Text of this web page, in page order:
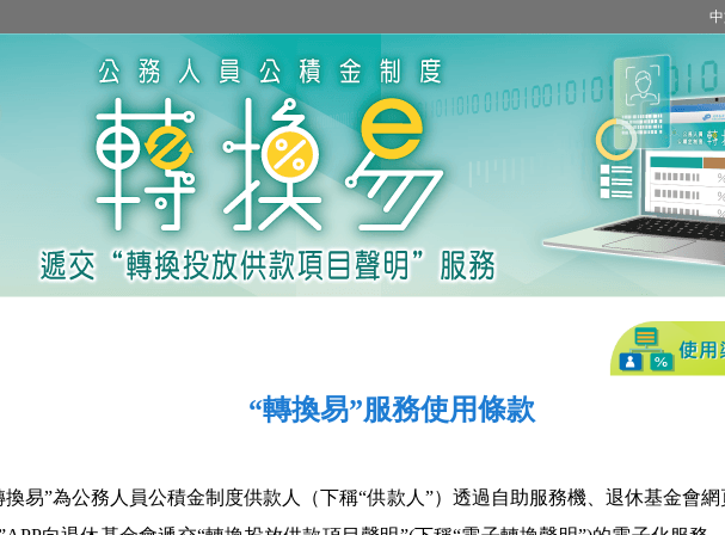
“轉換易”服務使用條款
換易”為公務人員公積金制度供款人（下稱“供款人”）透過自助服務機、退休基金會網